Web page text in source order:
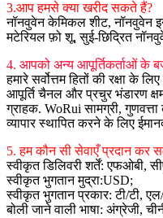
3.आप हमसे क्या खरीद सकते हैं?
नॉनवुवेन केमिकल शीट, नॉनवुवेन
मटेरियल फ़ो शू, सुई-छिद्रित
4. आपको अन्य आपूर्तिकर्ताओं के
हमारे सर्वोत्तम हितों की रक्षा के
आपूर्ति चैनल और प्रचुर भंडारण
ग्राहक. WoRui सामग्री,
व्यापार स्थापित करने के लिए
5. हम कौन सी सेवाएँ प्रदान कर
स्वीकृत डिलिवरी शर्तें: एफओबी,
स्वीकृत भुगतान मुद्रा:USD;
स्वीकृत भुगतान प्रकार: टी/टी,
बोली जाने वाली भाषा: अंग्रेजी,